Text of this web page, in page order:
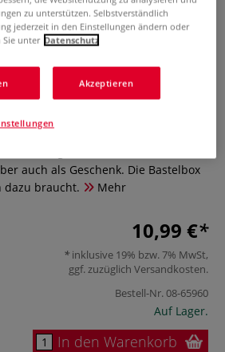
Bastelset
Bewertungen
auch als Geschenk. Die Bastelbox
dazu braucht.
Mehr
10,99 €
inklusive 19% bzw. 7% MwSt,
ggf. zuzüglich Versandkosten.
Bestell-Nr.08-65960
Auf Lager.
In den Warenkorb
zu unterstützen. Selbstverständlich
jederzeit in den Einstellungen ändern oder
unter Datenschutz
Akzeptieren